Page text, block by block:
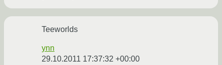
Teeworlds
ynn
29.10.2011 17:37:32 +00:00